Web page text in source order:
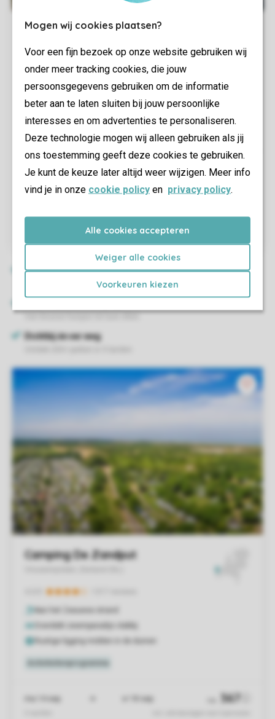
Mogen wij cookies plaatsen?
Voor een fijn bezoek op onze website gebruiken wij
onder meer tracking cookies, die jouw
persoonsgegevens gebruiken om de informatie
beter aan te laten sluiten bij jouw persoonlijke
interesses en om advertenties te personaliseren.
Deze technologie mogen wij alleen gebruiken als jij
ons toestemming geeft deze cookies te gebruiken.
Je kunt de keuze later altijd weer wijzigen. Meer info
vind je in onze cookie policy en privacy policy.
Alle cookies accepteren
Weiger alle cookies
Voorkeuren kiezen